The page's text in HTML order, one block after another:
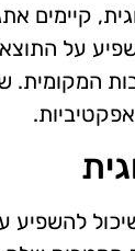
קיימים
על
המקומית.